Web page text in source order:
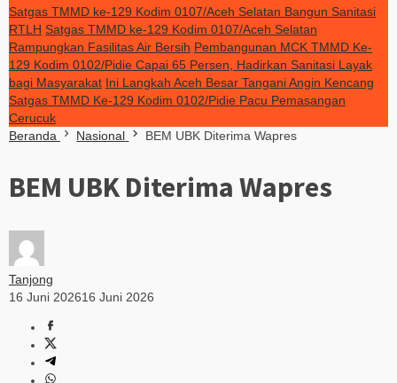
Satgas TMMD ke-129 Kodim 0107/Aceh Selatan Bangun Sanitasi
RTLH Satgas TMMD ke-129 Kodim 0107/Aceh Selatan
Rampungkan Fasilitas Air Bersih Pembangunan MCK TMMD Ke-
129 Kodim 0102/Pidie Capai 65 Persen, Hadirkan Sanitasi Layak
bagi Masyarakat Ini Langkah Aceh Besar Tangani Angin Kencang
Satgas TMMD Ke-129 Kodim 0102/Pidie Pacu Pemasangan
Cerucuk
Beranda
Nasional BEM UBK Diterima Wapres
BEM UBK Diterima Wapres
Tanjong
16 Juni 202616 Juni 2026